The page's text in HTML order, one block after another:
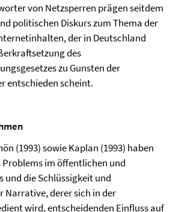
von Netzsperren prägen seitdem
politischen Diskurs zum Thema der
der in Deutschland
des
zu Gunsten der
entschieden scheint.
(1993) sowie Kaplan (1993) haben
Problems im öffentlichen und
und die Schlüssigkeit und
Narrative, derer sich in der
wird, entscheidenden Einfluss auf